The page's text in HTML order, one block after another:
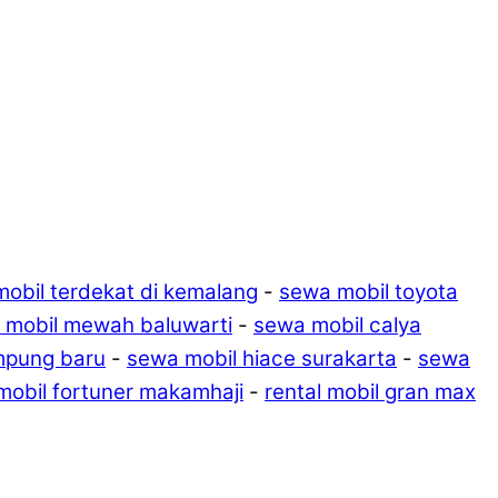
terdekat di kemalang - sewa mobil toyota
mobil mewah baluwarti - sewa mobil calya
baru - sewa mobil hiace surakarta - sewa
fortuner makamhaji - rental mobil gran max